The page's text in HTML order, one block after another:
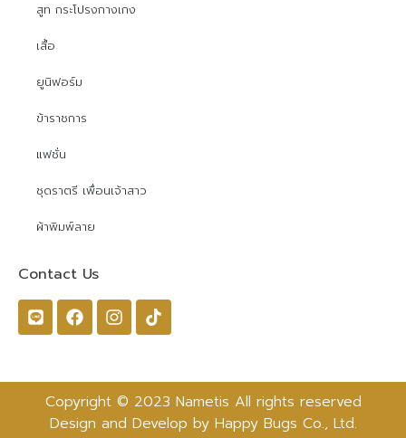
สูท กระโปรงกางเกง
เสื้อ
ยูนิฟอร์ม
ข้าราชการ
แฟชั่น
ชุดราตรี เพื่อนเจ้าสาว
ผ้าพิมพ์ลาย
Contact Us
Copyright © 2023 Nametis All rights reserved
Design and Develop by Happy Bugs Co., Ltd.